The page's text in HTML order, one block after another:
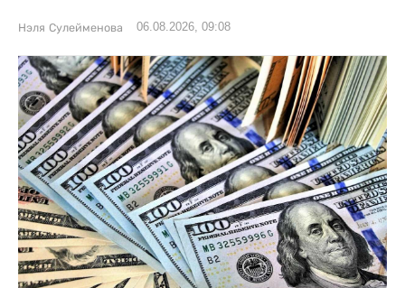
Нэля Сулейменова 06.08.2026, 09:08